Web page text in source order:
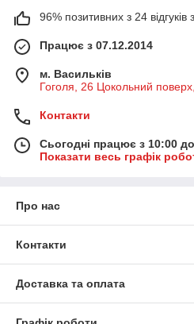
96% позитивних з 24 відгуків
Працює з 07.12.2014
м. Васильків
Гоголя, 26 Цокольний
Контакти
Сьогодні працює з 10:00
Показати весь графік
Про нас
Контакти
Доставка та оплата